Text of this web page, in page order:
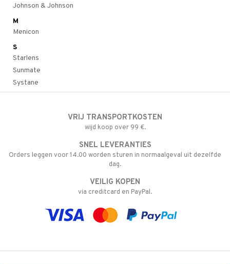
Johnson & Johnson
M
Menicon
S
Starlens
Sunmate
Systane
VRIJ TRANSPORTKOSTEN
wijd koop over 99 €.
SNEL LEVERANTIES
Orders leggen voor 14.00 worden sturen in normaalgeval uit dezelfde
dag.
VEILIG KOPEN
via creditcard en PayPal.